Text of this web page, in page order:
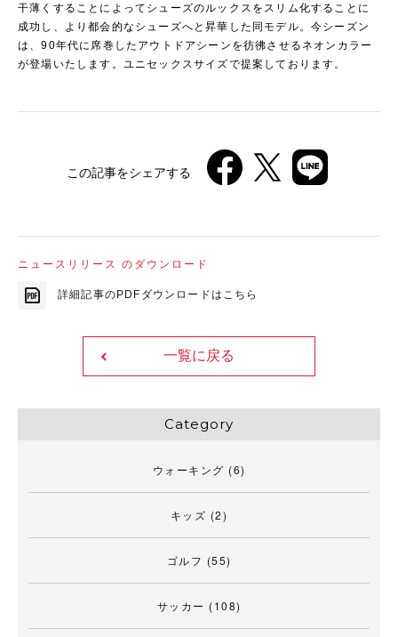
干薄くすることによってシューズのルックスをスリム化することに
成功し、より都会的なシューズへと昇華した同モデル。今シーズン
は、90年代に席巻したアウトドアシーンを彷彿させるネオンカラー
が登場いたします。ユニセックスサイズで提案しております。
この記事をシェアする
ニュースリリース のダウンロード
詳細記事のPDFダウンロードはこちら
一覧に戻る
Category
ウォーキング (6)
キッズ (2)
ゴルフ (55)
サッカー (108)